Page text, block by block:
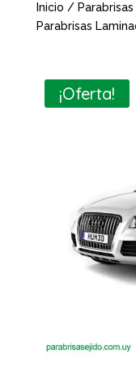
Inicio /
Parabrisas
¡Oferta!